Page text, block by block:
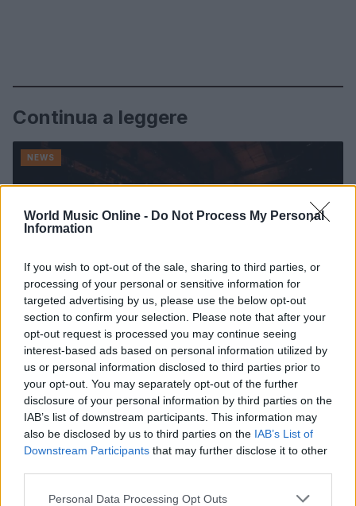
World Music Online - Do Not Process My Personal
Information
If you wish to opt-out of the sale, sharing to third parties, or
processing of your personal or sensitive information for
targeted advertising by us, please use the below opt-out
section to confirm your selection. Please note that after your
opt-out request is processed you may continue seeing
interest-based ads based on personal information utilized by
us or personal information disclosed to third parties prior to
your opt-out. You may separately opt-out of the further
disclosure of your personal information by third parties on the
IAB’s list of downstream participants. This information may
also be disclosed by us to third parties on the IAB’s List of
Downstream Participants that may further disclose it to other
Please note that this website/app uses one or more Google
Personal Data Processing Opt Outs
Continua a leggere
NEWS
Ariana Grande debutta al primo posto con Petal e
annuncia una pausa dalla vita pubblica
Letizia Fontana · 8 Ago 2026
NEWS